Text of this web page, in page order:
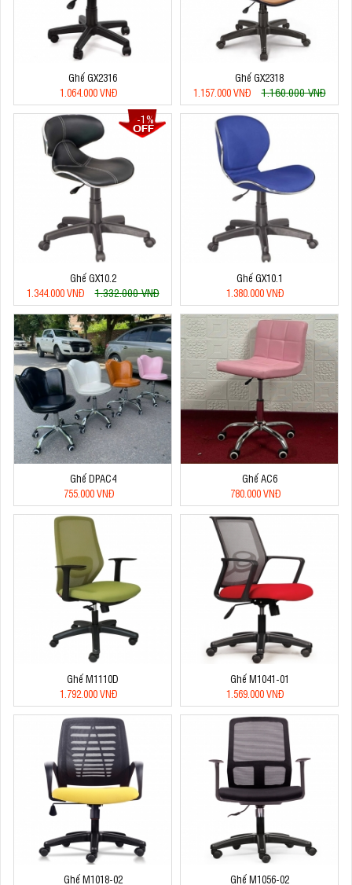
Ghế GX2316
1.064.000 VNĐ
Ghế GX2318
1.157.000 VNĐ
1.160.000 VNĐ
-1%
Ghế GX10.2
1.344.000 VNĐ
1.332.000 VNĐ
Ghế GX10.1
1.380.000 VNĐ
Ghế DPAC4
755.000 VNĐ
Ghế AC6
780.000 VNĐ
Ghế M1110D
1.792.000 VNĐ
Ghế M1041-01
1.569.000 VNĐ
Ghế M1018-02
Ghế M1056-02